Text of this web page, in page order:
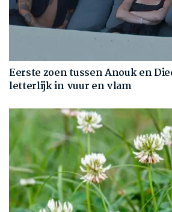
Eerste zoen tussen Anouk en
letterlijk in vuur en vlam